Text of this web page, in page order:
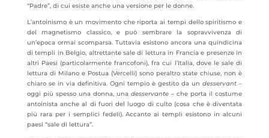
“Padre”, di cui esiste anche una versione per le donne.
L’antoinismo è un movimento che riporta ai tempi dello spiritismo e
del magnetismo classico, e può sembrare la sopravvivenza di
un’epoca ormai scomparsa. Tuttavia esistono ancora una quindicina
di templi in Belgio, altrettante sale di lettura in Francia e presenze in
altri Paesi (particolarmente francofoni), fra cui l’Italia, dove le sale di
lettura di Milano e Postua (Vercelli) sono peraltro state chiuse, non è
chiaro se in via definitiva. Ogni tempio è gestito da undesservant –
oggi più spesso una donna, unadesservante – che porta il costume
antoinista anche al di fuori del luogo di culto (cosa che è diventata
più rara per i semplici fedeli). Accanto ai templi esistono in alcuni
paesi “sale di lettura”.